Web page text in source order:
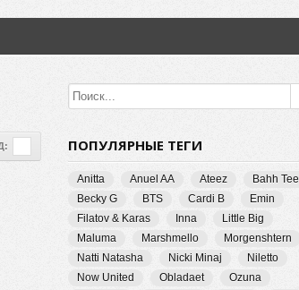
ПОПУЛЯРНЫЕ ТЕГИ
Anitta Anuel AA Ateez
Bahh Tee
Becky G
BTS Cardi B
Emin
Filatov & Karas
Inna
Little Big
Maluma
Marshmello
Morgenshtern
Natti Natasha
Nicki Minaj
Niletto
Now United
Obladaet
Ozuna